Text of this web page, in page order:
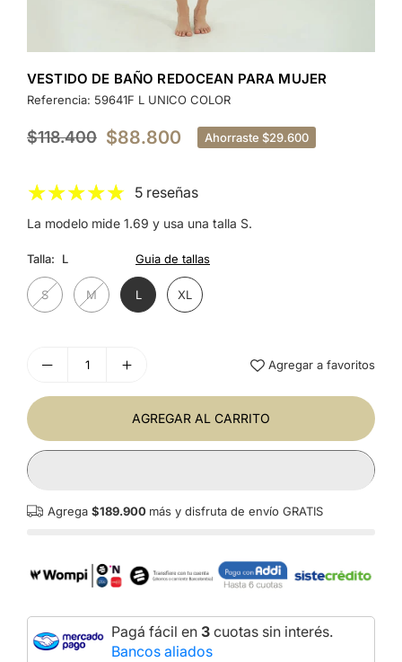
VESTIDO DE BAÑO REDOCEAN PARA MUJER
Referencia: 59641F L UNICO COLOR
Precio
$118.400 $88.800 Ahorraste $29.600
5 reseñas
La modelo mide 1.69 y usa una talla S.
Talla: L Guia de tallas
S M L XL
Agregar a favoritos
AGREGAR AL CARRITO
Agrega $189.900 más y disfruta de envío GRATIS
Pagá fácil en 3 cuotas sin interés.
Bancos aliados